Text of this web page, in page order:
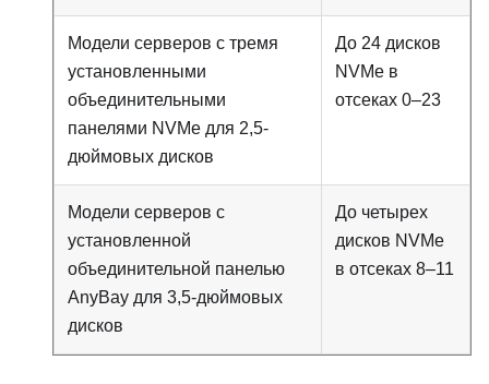
Модели серверов с тремя
установленными
объединительными
панелями NVMe для 2,5-
дюймовых дисков
До 24 дисков
NVMe в
отсеках 0–23
Модели серверов с
установленной
объединительной панелью
AnyBay для 3,5-дюймовых
дисков
До четырех
дисков NVMe
в отсеках 8–11